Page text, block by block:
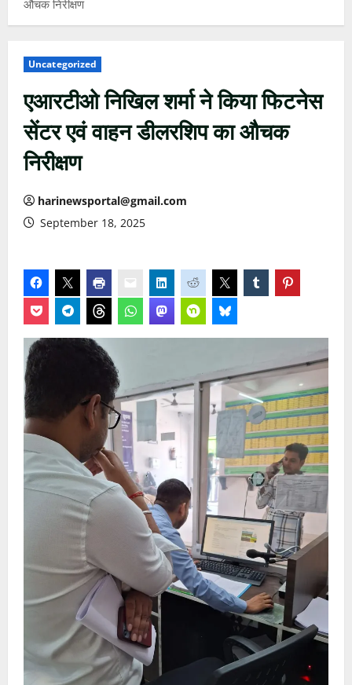
औचक निरीक्षण
Uncategorized
एआरटीओ निखिल शर्मा ने किया फिटनेस
सेंटर एवं वाहन डीलरशिप का औचक
निरीक्षण
harinewsportal@gmail.com
September 18, 2025